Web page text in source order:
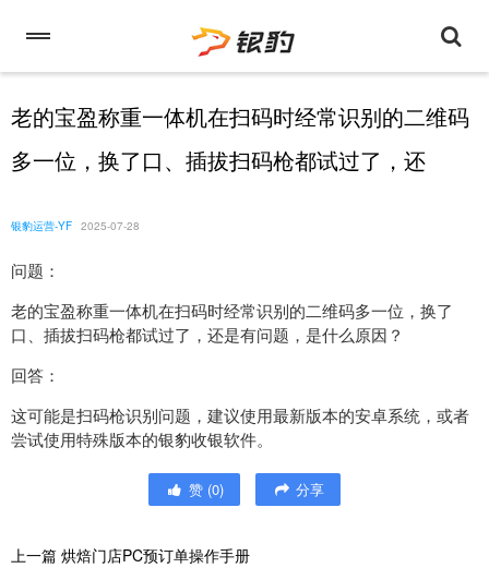
老的宝盈称重一体机在扫码时经常识别的二维码
多一位，换了口、插拔扫码枪都试过了，还
银豹运营-YF 2025-07-28
问题：
老的宝盈称重一体机在扫码时经常识别的二维码多一位，换了
口、插拔扫码枪都试过了，还是有问题，是什么原因？
回答：
这可能是扫码枪识别问题，建议使用最新版本的安卓系统，或者
尝试使用特殊版本的银豹收银软件。
赞 (0) 分享
上一篇 烘焙门店PC预订单操作手册